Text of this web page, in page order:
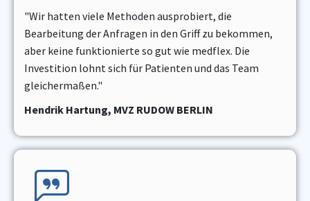
"Wir hatten viele Methoden ausprobiert, die
Bearbeitung der Anfragen in den Griff zu bekommen,
aber keine funktionierte so gut wie medflex. Die
Investition lohnt sich für Patienten und das Team
gleichermaßen."
Hendrik Hartung, MVZ RUDOW BERLIN